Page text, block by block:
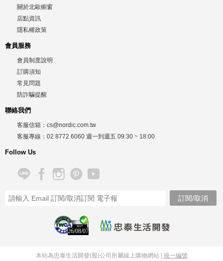
關於北歐櫥窗
店點資訊
隱私權政策
會員服務
會員制度說明
訂購須知
常見問題
防詐騙提醒
聯絡我們
客服信箱： cs@nordic.com.tw
客服專線： 02 8772 6060 週一到週五 09:30 ~ 18:00
Follow Us
26/08/07
本站為忠泰生活開發(股)公司所屬線上購物網站 | 統一編號